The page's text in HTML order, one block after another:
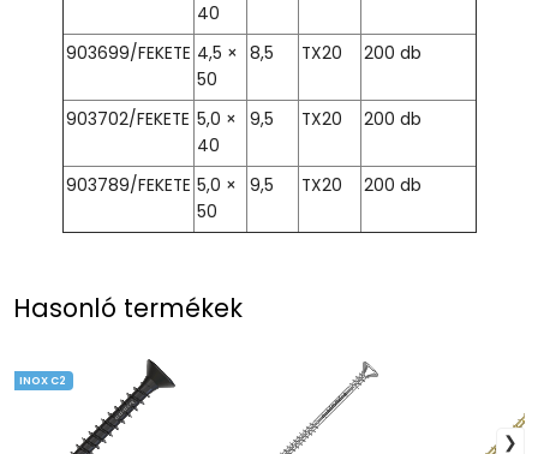
40
903699/FEKETE 4,5 ×
50
8,5 TX20 200 db
903702/FEKETE 5,0 ×
40
9,5 TX20 200 db
903789/FEKETE 5,0 ×
50
9,5 TX20 200 db
Hasonló termékek
INOX C2